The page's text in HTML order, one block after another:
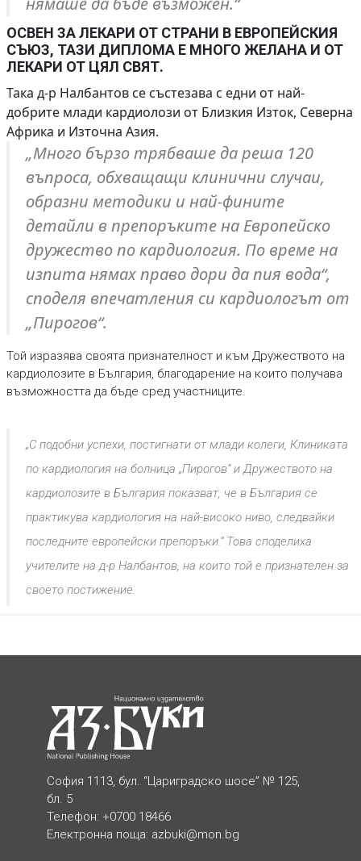
ОСВЕН ЗА ЛЕКАРИ ОТ СТРАНИ В ЕВРОПЕЙСКИЯ
СЪЮЗ, ТАЗИ ДИПЛОМА Е МНОГО ЖЕЛАНА И ОТ
ЛЕКАРИ ОТ ЦЯЛ СВЯТ.
Така д-р Налбантов се състезава с едни от най-
добрите млади кардиолози от Близкия Изток, Северна
Африка и Източна Азия.
„Много бързо трябваше да реша 120
въпроса, обхващащи клинични случаи,
образни методики и най-фините
детайли в препоръките на Европейско
дружество по кардиология. По време на
изпита нямах право дори да пия вода“,
споделя впечатления си кардиологът от
„Пирогов“.
Той изразява своята признателност и към Дружеството на
кардиолозите в България, благодарение на които получава
възможността да бъде сред участниците.
„С подобни успехи, постигнати от млади колеги, Клиниката
по кардиология на болница „Пирогов“ и Дружеството на
кардиолозите в България показват, че в България се
практикува кардиология на най-високо ниво, следвайки
последните европейски препоръки.“ Това споделиха
учителите на д-р Налбантов, на които той е признателен за
своето постижение.
София 1113, бул. “Цариградско шосе” № 125,
бл. 5
Телефон: +0700 18466
Електронна поща: azbuki@mon.bg